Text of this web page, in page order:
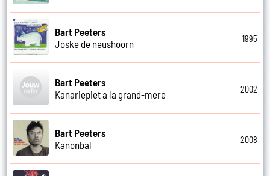
Bart Peeters
Joske de neushoorn
1995
Bart Peeters
Kanariepiet a la grand-mere
2002
Bart Peeters
Kanonbal
2008